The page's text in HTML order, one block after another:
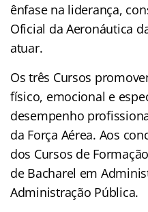
ênfase na liderança,
Oficial da Aeronáutica
atuar.
Os três Cursos
físico, emocional e
desempenho
da Força Aérea. Aos
dos Cursos de
de Bacharel em
Administração Pública.